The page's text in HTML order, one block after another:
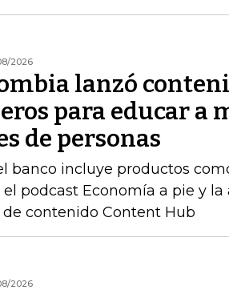
2026
lanzó
para educar a
de personas
banco incluye productos
podcast Economía a pie y la
contenido Content Hub
2026